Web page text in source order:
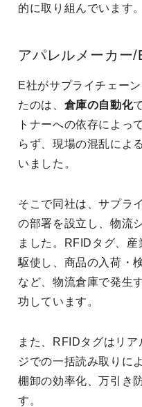
的に取り組んでいます。
アパレルメーカー/
E社がサプライチェー
たのは、 倉庫の自動化
トナーへの依存によっ
らず、現場の混乱によ
いました。
そこで同社は、サプラ
の部署を設立し、物流
ました。RFIDタグ、
駆使し、商品の入荷・
など、物流倉庫で発生
功しています。
また、RFIDタグはリ
ジでの一括読み取りに
棚卸の効率化、万引き
す。